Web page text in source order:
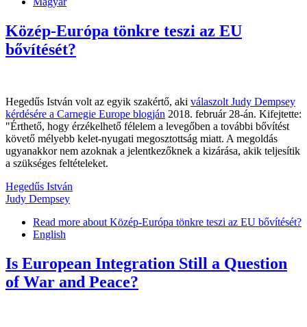
Közép-Európa tönkre teszi az EU
bővítését?
Hegedűs István volt az egyik szakértő, aki válaszolt Judy Dempsey
kérdésére a Carnegie Europe blogján 2018. február 28-án. Kifejtette:
"Érthető, hogy érzékelhető félelem a levegőben a további bővítést
követő mélyebb kelet-nyugati megosztottság miatt. A megoldás
ugyanakkor nem azoknak a jelentkezőknek a kizárása, akik teljesítik
a szükséges feltételeket.
Hegedűs István
Judy Dempsey
Read more about Közép-Európa tönkre teszi az EU bővítését?
English
Is European Integration Still a Question
of War and Peace?